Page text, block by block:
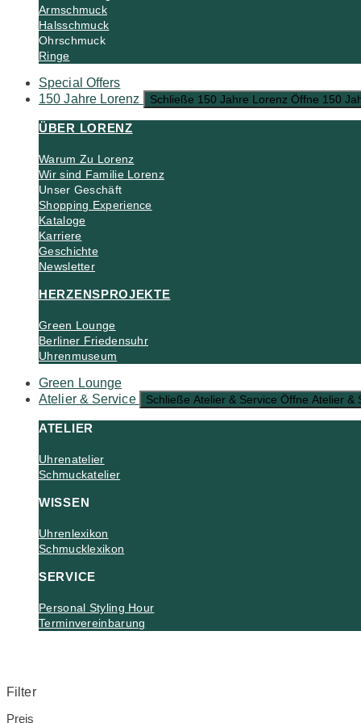
Armschmuck
Halsschmuck
Ohrschmuck
Ringe
Special Offers
150 Jahre Lorenz
Schließe 150 Jahre Lorenz Öffne 150
ÜBER LORENZ
Warum Zu Lorenz
Wir sind Familie Lorenz
Unser Geschäft
Shopping Experience
Kataloge
Karriere
Geschichte
Newsletter
HERZENSPROJEKTE
Green Lounge
Berliner Friedensuhr
Uhrenmuseum
Green Lounge
Atelier & Service
Schließe Atelier & Service Öffne Atelier &
ATELIER
Uhrenatelier
Schmuckatelier
WISSEN
Uhrenlexikon
Schmucklexikon
SERVICE
Personal Styling Hour
Terminvereinbarung
Filter
Preis